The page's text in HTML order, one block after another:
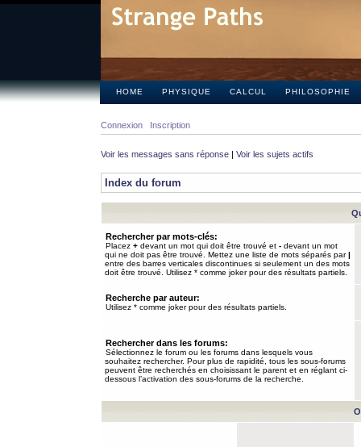
HOME PHYSIQUE CALCUL PHILOSOPHIE
Connexion Inscription
Voir les messages sans réponse | Voir les sujets actifs
Index du forum
Rechercher par mots-clés:
Placez + devant un mot qui doit être trouvé et - devant un mot
qui ne doit pas être trouvé. Mettez une liste de mots séparés par|
entre des barres verticales discontinues si seulement un des mots
doit être trouvé. Utilisez * comme joker pour des résultats partiels.
Recherche par auteur:
Utilisez * comme joker pour des résultats partiels.
Rechercher dans les forums:
Sélectionnez le forum ou les forums dans lesquels vous
souhaitez rechercher. Pour plus de rapidité, tous les sous-forums
peuvent être recherchés en choisissant le parent et en réglant ci-
dessous l’activation des sous-forums de la recherche.